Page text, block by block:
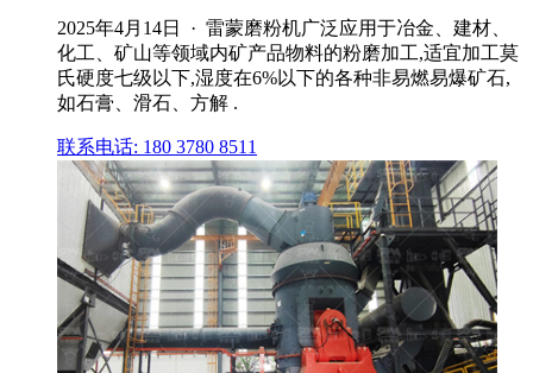
2025年4月14日 · 雷蒙磨粉机广泛应用于冶金、建材、
化工、矿山等领域内矿产品物料的粉磨加工,适宜加工莫
氏硬度七级以下,湿度在6%以下的各种非易燃易爆矿石,
如石膏、滑石、方解 .
联系电话: 180 3780 8511